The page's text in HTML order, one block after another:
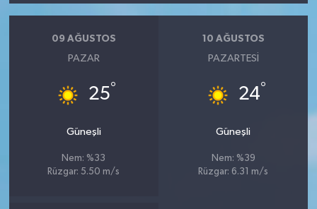
09 AĞUSTOS
PAZAR
25°
Güneşli
Nem: %33
Rüzgar: 5.50 m/s
10 AĞUSTOS
PAZARTESI
24°
Güneşli
Nem: %39
Rüzgar: 6.31 m/s